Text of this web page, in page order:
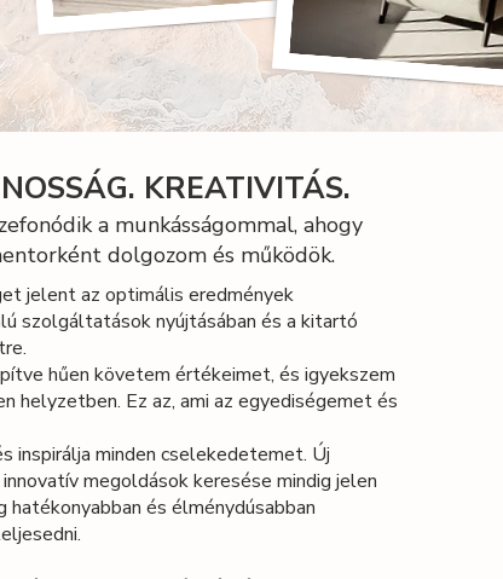
KREATIVITÁS.
a munkásságommal, ahogy
dolgozom és működök.
jelent az optimális eredmények
szolgáltatások nyújtásában és a kitartó
hűen követem értékeimet, és igyekszem
helyzetben. Ez az, ami az egyediségemet és
inspirálja minden cselekedetemet. Új
megoldások keresése mindig jelen
hatékonyabban és élménydúsabban